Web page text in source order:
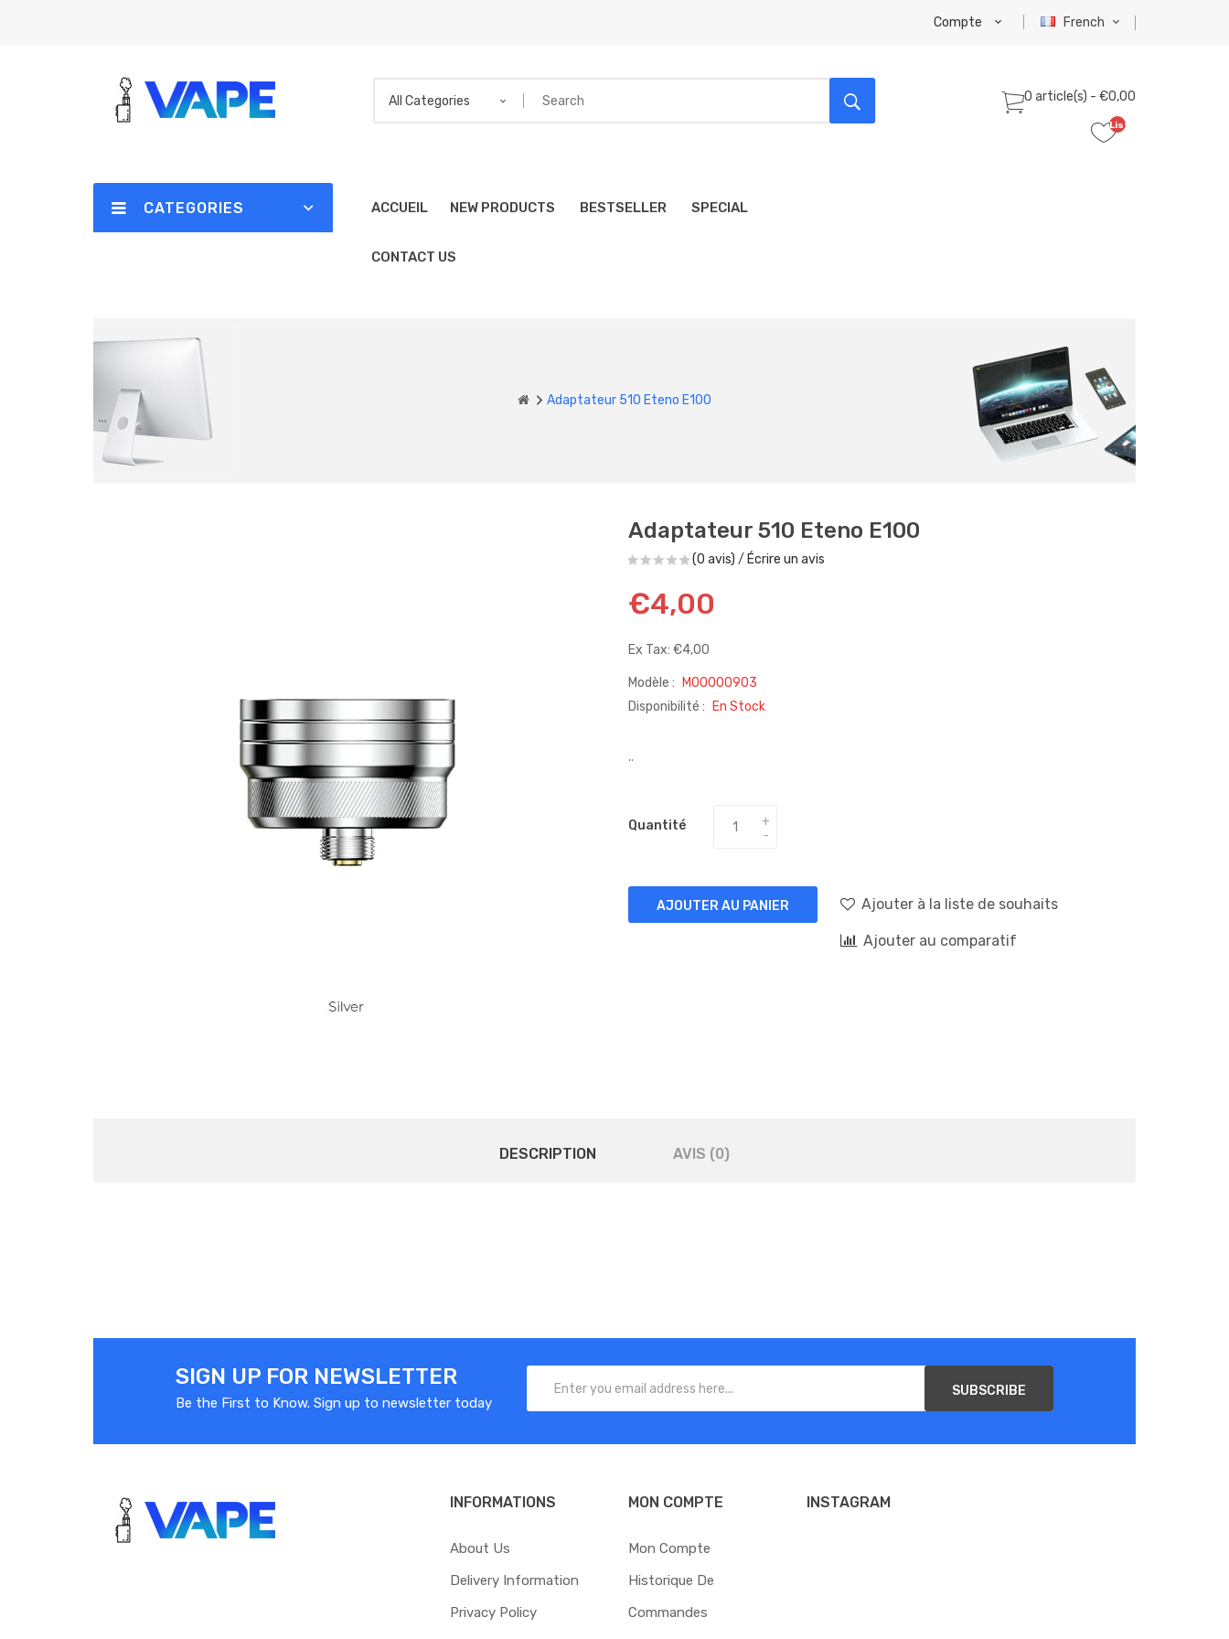
French
Compte
All Categories 0 article(s) - €0,00
Liste
CATEGORIES ACCUEIL NEW PRODUCTS BESTSELLER SPECIAL
CONTACT US
Adaptateur 510 Eteno E100
Adaptateur 510 Eteno E100
(0 avis) / Écrire un avis
€4,00
Ex Tax: €4,00
Modèle :
M00000903
Disponibilité :
En Stock
..
Quantité
AJOUTER AU PANIER Ajouter à la liste de souhaits
Ajouter au comparatif
DESCRIPTION AVIS (0)
SIGN UP FOR NEWSLETTER
Be the First to Know. Sign up to newsletter today
SUBSCRIBE
INFORMATIONS
About Us
Delivery Information
Privacy Policy
MON COMPTE
Mon Compte
Historique De
Commandes
INSTAGRAM